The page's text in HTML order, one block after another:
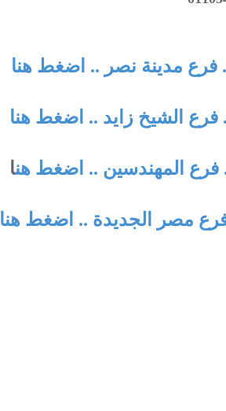
فرع مدينة نصر .. اضغط هنا
فرع الشيخ زايد .. اضغط هنا
فرع المهندسين .. اضغط هنا
مصر الجديدة .. اضغط هنا